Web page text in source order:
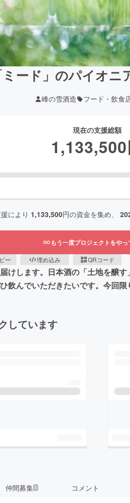
ミード」のパイオ
峰の雪酒造 フード・飲食
現在の支援総額
1,133,500
により 1,133,500円の資金を集め、
もう一度プロジェクトをや
ー 埋め込み QRコード
けします。日本酒の「土地を醸
飲んでいただきたいです。今回
しています
仲間募集 1 コメント